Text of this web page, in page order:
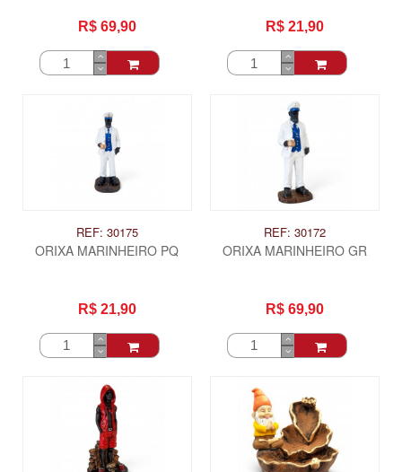
R$ 69,90 R$ 21,90
REF: 30175
ORIXA MARINHEIRO PQ
R$ 21,90
REF: 30172
ORIXA MARINHEIRO GR
R$ 69,90